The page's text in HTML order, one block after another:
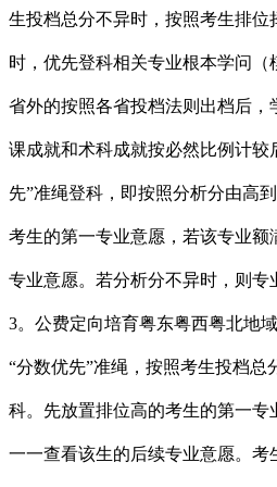
生投档总分不异时，按照考生排
时，优先登科相关专业根本学问（
省外的按照各省投档法则出档后
课成就和术科成就按必然比例计较
先”准绳登科，即按照分析分由高
考生的第一专业意愿，若该专业
专业意愿。若分析分不异时，则专
3。公费定向培育粤东粤西粤北地
“分数优先”准绳，按照考生投档总
科。先放置排位高的考生的第一
一一查看该生的后续专业意愿。